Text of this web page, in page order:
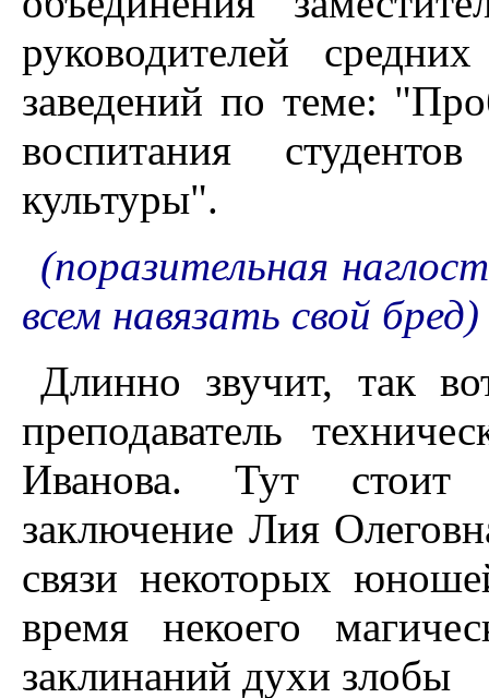
руководителей
заведений по теме:
воспитания
культуры".
(поразительная
всем навязать свой бред)
Длинно звучит, так
преподаватель
Иванова. Тут стоит
заключение Лия
связи некоторых
время некоего
заклинаний духи злобы